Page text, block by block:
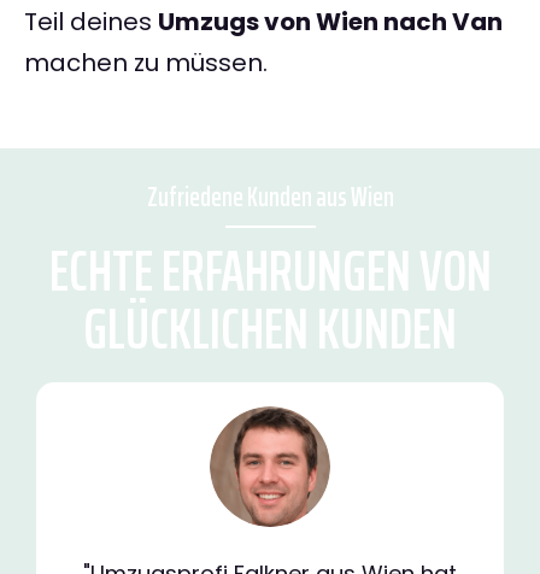
Teil deines Umzugs von Wien nach Van
machen zu müssen.
Zufriedene Kunden aus Wien
ECHTE ERFAHRUNGEN VON
GLÜCKLICHEN KUNDEN